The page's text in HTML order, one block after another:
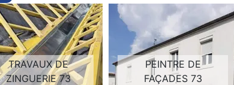
TRAVAUX DE
ZINGUERIE 73
PEINTRE DE
FAÇADES 73